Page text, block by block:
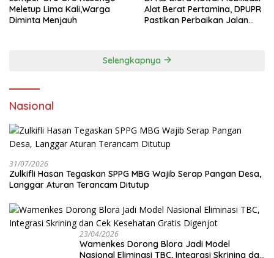
Meletup Lima Kali,Warga
Diminta Menjauh
Alat Berat Pertamina, DPUPR
Pastikan Perbaikan Jalan
Selengkapnya
Nasional
31/07/2026
Zulkifli Hasan Tegaskan SPPG MBG Wajib Serap Pangan Desa,
Langgar Aturan Terancam Ditutup
23/04/2026
Wamenkes Dorong Blora Jadi Model
Nasional Eliminasi TBC, Integrasi Skrining dan